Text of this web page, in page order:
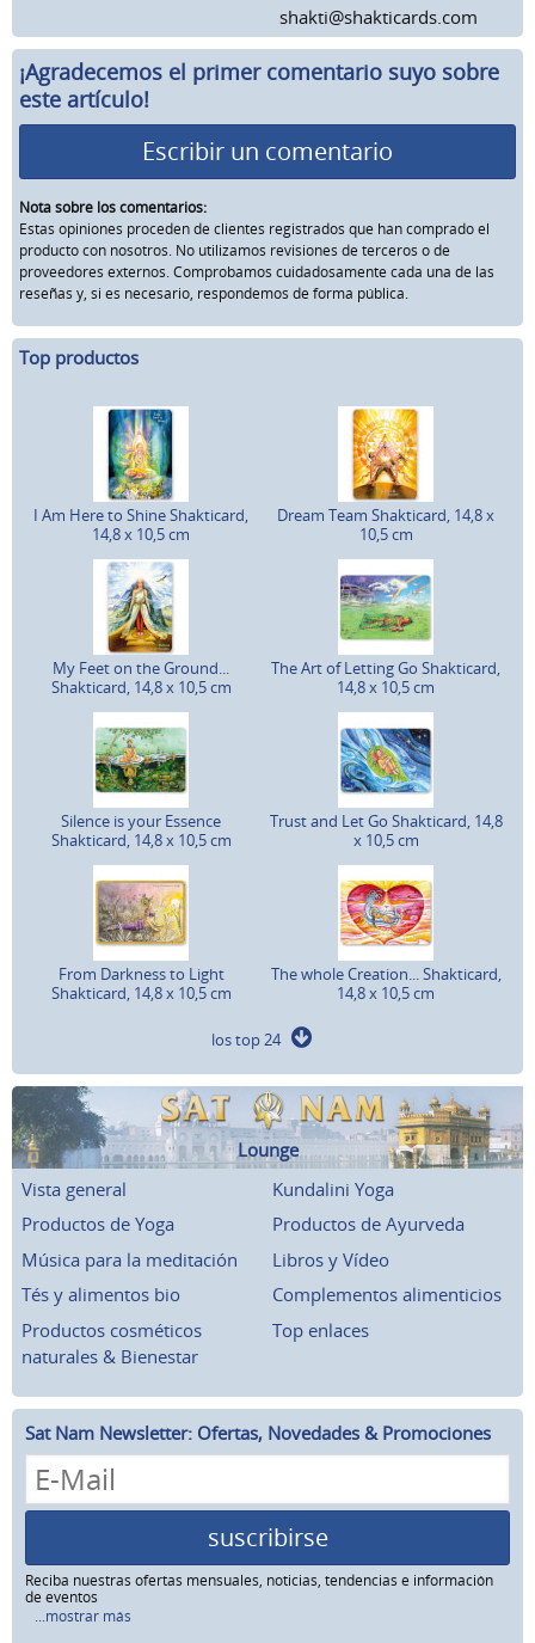
shakti@shakticards.com
¡Agradecemos el primer comentario suyo sobre
este artículo!
Escribir un comentario
Nota sobre los comentarios:
Estas opiniones proceden de clientes registrados que han comprado el
producto con nosotros. No utilizamos revisiones de terceros o de
proveedores externos. Comprobamos cuidadosamente cada una de las
reseñas y, si es necesario, respondemos de forma pública.
Top productos
I Am Here to Shine Shakticard,
14,8 x 10,5 cm
Dream Team Shakticard, 14,8 x
10,5 cm
My Feet on the Ground...
Shakticard, 14,8 x 10,5 cm
The Art of Letting Go Shakticard,
14,8 x 10,5 cm
Silence is your Essence
Shakticard, 14,8 x 10,5 cm
Trust and Let Go Shakticard, 14,8
x 10,5 cm
From Darkness to Light
Shakticard, 14,8 x 10,5 cm
The whole Creation... Shakticard,
14,8 x 10,5 cm
los top 24
Lounge
Vista general
Kundalini Yoga
Productos de Yoga
Productos de Ayurveda
Música para la meditación
Libros y Vídeo
Tés y alimentos bio
Complementos alimenticios
Productos cosméticos
naturales & Bienestar
Top enlaces
Sat Nam Newsletter: Ofertas, Novedades & Promociones
suscribirse
Reciba nuestras ofertas mensuales, noticias, tendencias e información
de eventos
...mostrar más